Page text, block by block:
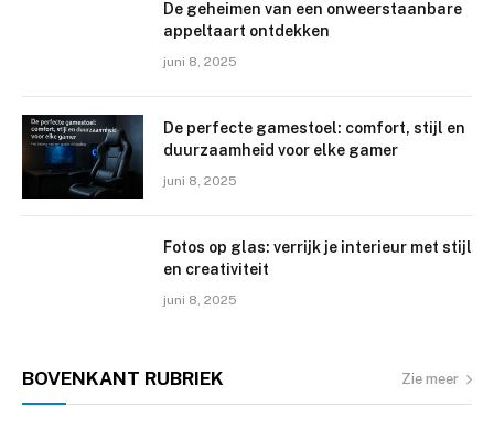
De geheimen van een onweerstaanbare
appeltaart ontdekken
juni 8, 2025
De perfecte gamestoel: comfort, stijl en
duurzaamheid voor elke gamer
juni 8, 2025
Fotos op glas: verrijk je interieur met stijl
en creativiteit
juni 8, 2025
BOVENKANT RUBRIEK Zie meer